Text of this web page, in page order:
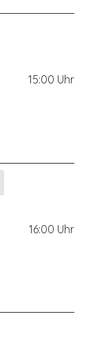
15:00 Uhr
16:00 Uhr